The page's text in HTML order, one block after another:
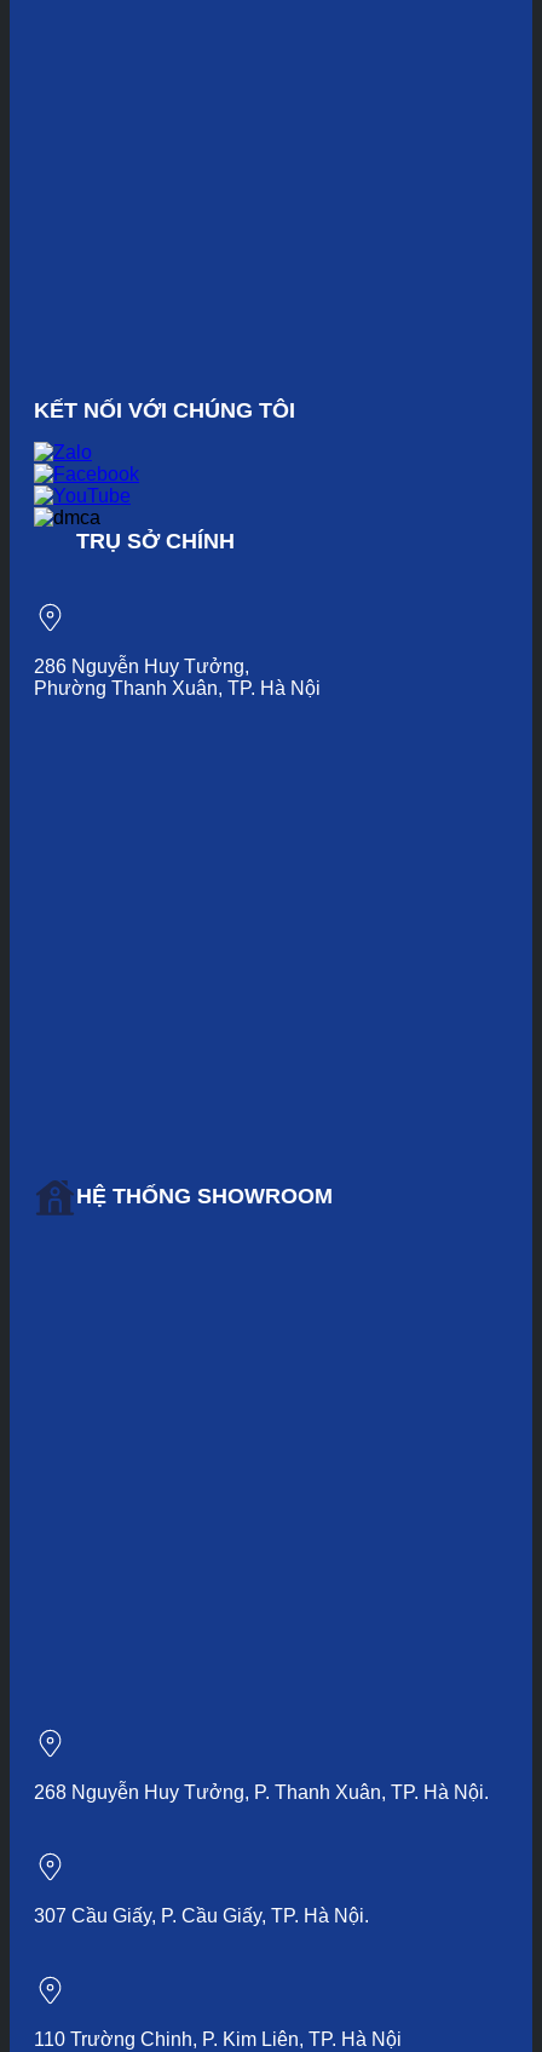
KẾT NỐI VỚI CHÚNG TÔI
TRỤ SỞ CHÍNH
286 Nguyễn Huy Tưởng,
Phường Thanh Xuân, TP. Hà Nội
HỆ THỐNG SHOWROOM
268 Nguyễn Huy Tưởng, P. Thanh Xuân, TP. Hà Nội.
307 Cầu Giấy, P. Cầu Giấy, TP. Hà Nội.
110 Trường Chinh, P. Kim Liên, TP. Hà Nội